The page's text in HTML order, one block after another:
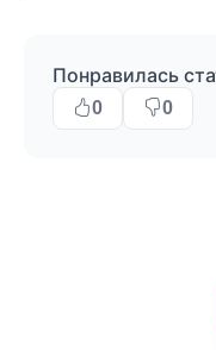
Понравилась
0 0